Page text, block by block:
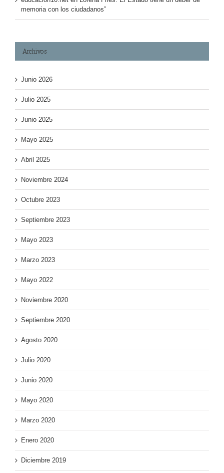
memoria con los ciudadanos”
Archivos
Junio 2026
Julio 2025
Junio 2025
Mayo 2025
Abril 2025
Noviembre 2024
Octubre 2023
Septiembre 2023
Mayo 2023
Marzo 2023
Mayo 2022
Noviembre 2020
Septiembre 2020
Agosto 2020
Julio 2020
Junio 2020
Mayo 2020
Marzo 2020
Enero 2020
Diciembre 2019